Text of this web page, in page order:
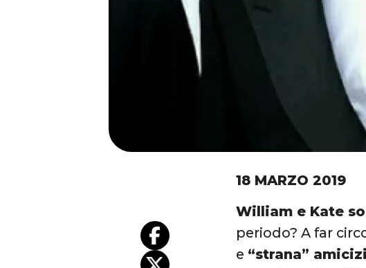
18 MARZO 2019
William e Kate
periodo? A far
e “strana”